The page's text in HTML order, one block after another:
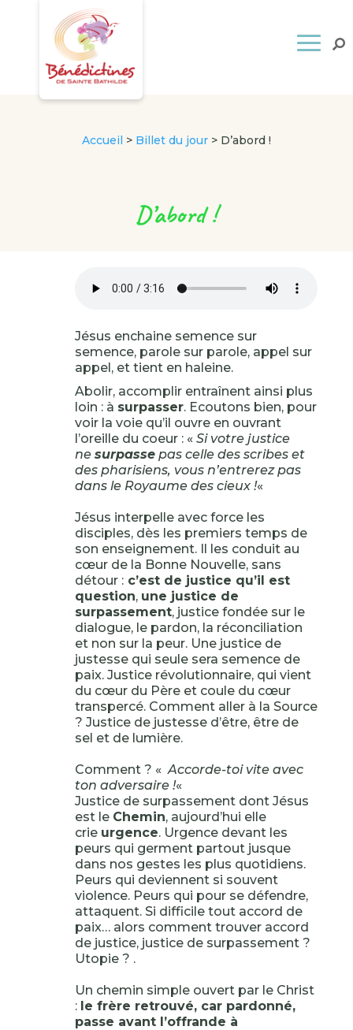
Accueil > Billet du jour> D’abord !
D’abord !
Jésus enchaine semence sur
semence, parole sur parole, appel sur
appel, et tient en haleine.
Abolir, accomplir entraînent ainsi plus
loin : à surpasser. Ecoutons bien, pour
voir la voie qu’il ouvre en ouvrant
l’oreille du coeur : « Si votre justice
ne surpassepas celle des scribes et
des pharisiens, vous n’entrerez pas
dans le Royaume des cieux !«
Jésus interpelle avec force les
disciples, dès les premiers temps de
son enseignement. Il les conduit au
cœur de la Bonne Nouvelle, sans
détour :c’est de justice qu’il est
question, une justice de
surpassement, justice fondée sur le
dialogue, le pardon, la réconciliation
et non sur la peur. Une justice de
justesse qui seule sera semence de
paix. Justice révolutionnaire, qui vient
du cœur du Père et coule du cœur
transpercé. Comment aller à la Source
? Justice de justesse d’être, être de
sel et de lumière.
Comment ? « Accorde-toi vite avec
ton adversaire !«
Justice de surpassement dont Jésus
est le Chemin, aujourd’hui elle
crie urgence. Urgence devant les
peurs qui germent partout jusque
dans nos gestes les plus quotidiens.
Peurs qui deviennent si souvent
violence. Peurs qui pour se défendre,
attaquent. Si difficile tout accord de
paix… alors comment trouver accord
de justice, justice de surpassement ?
Utopie ? .
Un chemin simple ouvert par le Christ
: le frère retrouvé, car pardonné,
passe avant l’offrande à